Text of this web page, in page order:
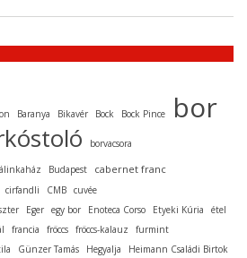
Baranya Bikavér Bock Bock Pince bor
borvacsora
Budapest cabernet franc
cirfandli CMB cuvée
Eger egy bor Enoteca Corso Etyeki Kúria
étel
francia fröccs fröccs-kalauz furmint
Günzer Tamás Hegyalja
Heimann Családi Birtok